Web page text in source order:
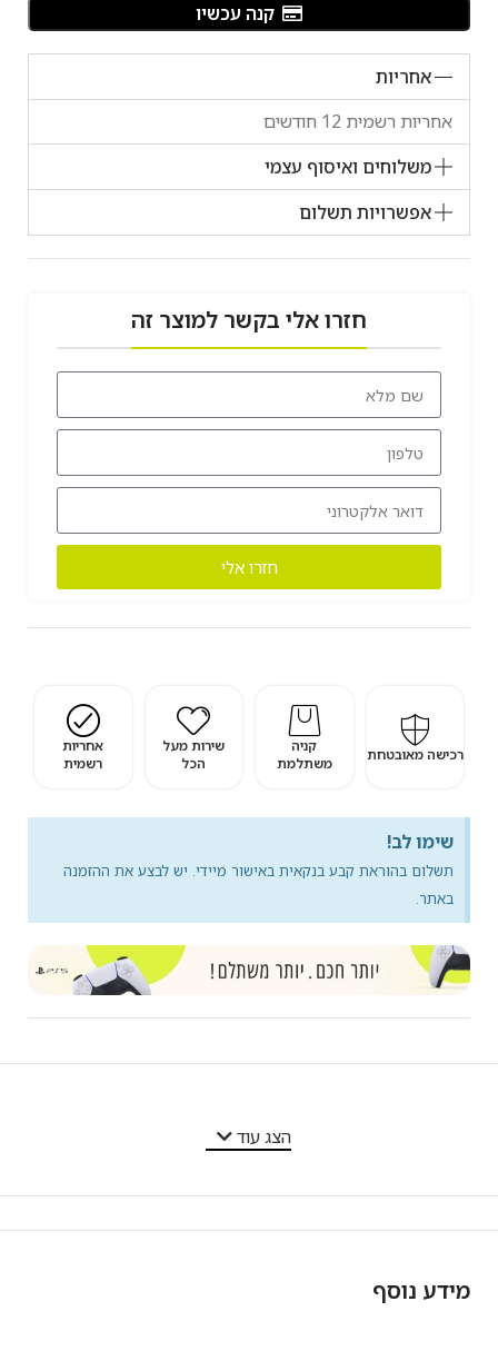
קנה עכשיו
אחריות
אחריות רשמית 12 חודשים
משלוחים ואיסוף עצמי
אפשרויות תשלום
חזרו אלי בקשר למוצר זה
חזרו אלי
רכישה מאובטחת
קניה
משתלמת
שירות מעל
הכל
אחריות
רשמית
שימו לב!
תשלום בהוראת קבע בנקאית באישור מיידי. יש לבצע את ההזמנה
באתר.
הצג עוד
מידע נוסף